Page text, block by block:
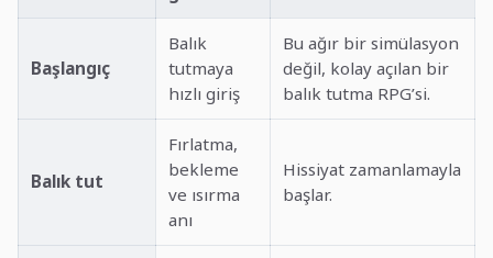
Başlangıç
Balık
tutmaya
hızlı giriş
Bu ağır bir simülasyon
değil, kolay açılan bir
balık tutma RPG’si.
Balık tut
Fırlatma,
bekleme
ve ısırma
anı
Hissiyat zamanlamayla
başlar.